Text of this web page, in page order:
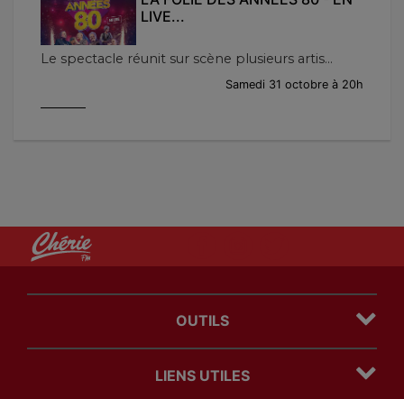
LIVE...
Le spectacle réunit sur scène plusieurs artis...
Samedi 31 octobre à 20h
OUTILS
LIENS UTILES